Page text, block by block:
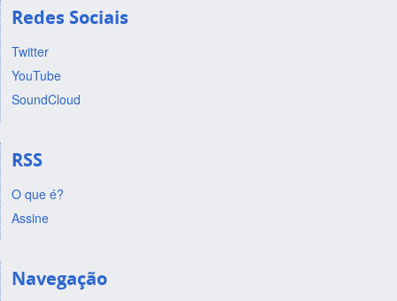
Redes Sociais
Twitter
YouTube
SoundCloud
RSS
O que é?
Assine
Navegação